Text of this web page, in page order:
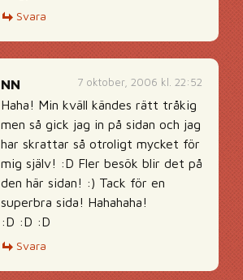
Svara
7 oktober, 2006 kl. 22:52
NN
Haha! Min kväll kändes rätt tråkig
men så gick jag in på sidan och jag
har skrattar så otroligt mycket för
mig själv! :D Fler besök blir det på
den här sidan! :) Tack för en
superbra sida! Hahahaha!
:D :D :D
Svara